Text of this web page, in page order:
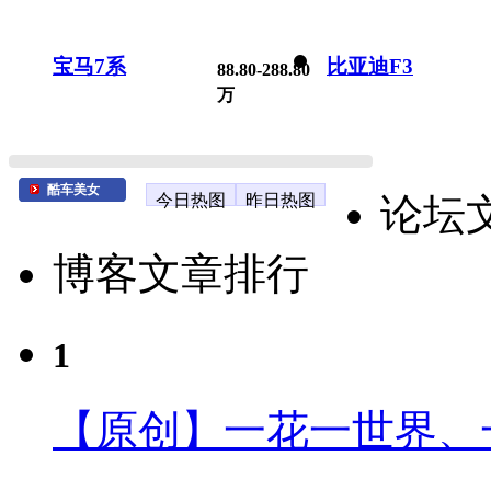
宝马7系
88.80-288.80
万
比亚迪F3
酷车美女
今日热图 昨日热图
论坛
博客文章排行
1
【原创】一花一世界